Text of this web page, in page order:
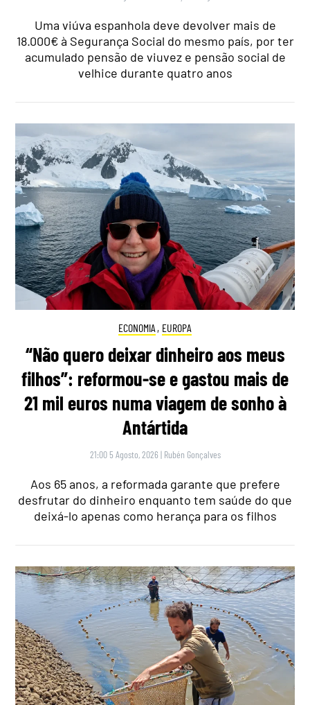
Uma viúva espanhola deve devolver mais de
18.000€ à Segurança Social do mesmo país, por ter
acumulado pensão de viuvez e pensão social de
velhice durante quatro anos
ECONOMIA , EUROPA
“Não quero deixar dinheiro aos meus
filhos”: reformou-se e gastou mais de
21 mil euros numa viagem de sonho à
Antártida
21:00 5 Agosto, 2026 | Rubén Gonçalves
Aos 65 anos, a reformada garante que prefere
desfrutar do dinheiro enquanto tem saúde do que
deixá-lo apenas como herança para os filhos